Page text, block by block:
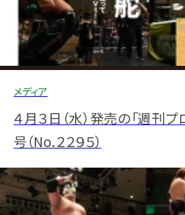
メディア
４月３日（水）発売の「週刊
号（No.２２９５）